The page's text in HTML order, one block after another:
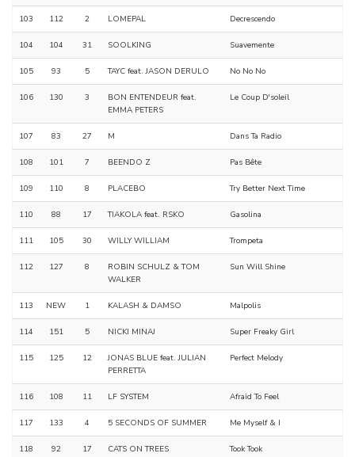
103 112 2 LOMEPAL Decrescendo
104 104 31 SOOLKING Suavemente
105 93 5 TAYC feat. JASON DERULO No No No
106 130 3
BON ENTENDEUR feat.
EMMA PETERS
Le Coup D'soleil
107 83 27 M Dans Ta Radio
108 101 7 BEENDO Z Pas Bête
109 110 8 PLACEBO Try Better Next Time
110 88 17 TIAKOLA feat. RSKO Gasolina
111 105 30 WILLY WILLIAM Trompeta
112 127 8
ROBIN SCHULZ & TOM
WALKER
Sun Will Shine
113 NEW 1 KALASH & DAMSO Malpolis
114 151 5 NICKI MINAJ Super Freaky Girl
115 125 12
JONAS BLUE feat. JULIAN
PERRETTA
Perfect Melody
116 108 11 LF SYSTEM Afraid To Feel
117 133 4 5 SECONDS OF SUMMER Me Myself & I
118 92 17 CATS ON TREES Took Took